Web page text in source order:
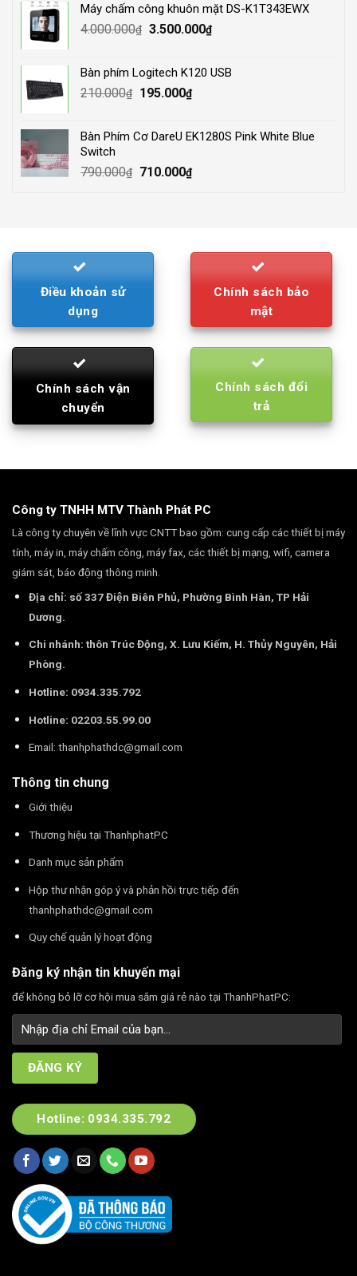
3.500.000₫.2.800.000₫.
Máy chấm công khuôn mặt DS-K1T343EWX
4.000.000₫ Original
4.000.000₫.
3.500.000₫Current
3.500.000₫.
Bàn phím Logitech K120 USB
210.000₫
Original
210.000₫.
195.000₫Current
195.000₫.
Bàn Phím Cơ DareU EK1280S Pink White Blue
Switch
790.000₫
Original
710.000₫Current
Điều khoản sử
dụng
Chính sách bảo
mật
Chính sách vận
chuyển
Chính sách đổi
trả
Công ty TNHH MTV Thành Phát PC
Là công ty chuyên về lĩnh vực CNTT bao gồm: cung cấp các thiết bị máy
tính, máy in, máy chấm công, máy fax, các thiết bị mạng, wifi, camera
giám sát, báo động thông minh.
Địa chỉ: số 337 Điện Biên Phủ, Phường Bình Hàn, TP Hải
Dương.
Chi nhánh: thôn Trúc Động, X. Lưu Kiếm, H. Thủy Nguyên, Hải
Phòng.
Hotline: 0934.335.792
Hotline: 02203.55.99.00
Email: thanhphathdc@gmail.com
Thông tin chung
Giới thiệu
Thương hiệu tại ThanhphatPC
Danh mục sản phẩm
Hộp thư nhận góp ý và phản hồi trực tiếp đến
thanhphathdc@gmail.com
Quy chế quản lý hoạt động
Đăng ký nhận tin khuyến mại
để không bỏ lỡ cơ hội mua sắm giá rẻ nào tại ThanhPhatPC:
Hotline: 0934.335.792